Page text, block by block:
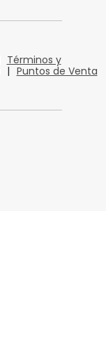
Términos y
| Puntos de Venta